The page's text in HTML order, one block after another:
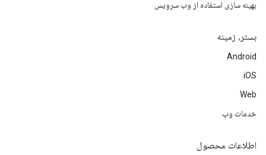
بهینه سازی استفاده از وب سرویس
بستر، زمینه
Android
iOS
Web
خدمات وب
اطلاعات محصول